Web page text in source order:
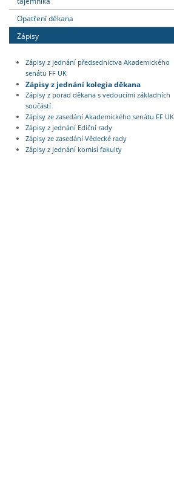
Opatření děkana
Zápisy
Zápisy z jednání předsednictva Akademického
senátu FF UK
Zápisy z jednání kolegia děkana
Zápisy z porad děkana s vedoucími základních
součástí
Zápisy ze zasedání Akademického senátu FF UK
Zápisy z jednání Ediční rady
Zápisy ze zasedání Vědecké rady
Zápisy z jednání komisí fakulty